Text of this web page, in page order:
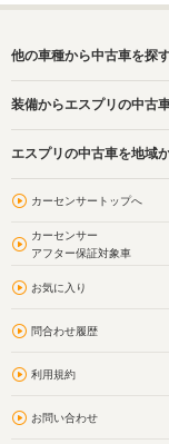
他の車種から中古車を探
装備からエスプリの中古
エスプリの中古車を地域
カーセンサートップへ
カーセンサー
アフター保証対象車
お気に入り
問合わせ履歴
利用規約
お問い合わせ